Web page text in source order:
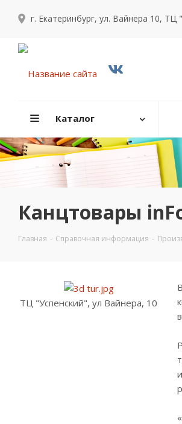
г. Екатеринбург, ул. Вайнера 10, ТЦ
Каталог
Канцтовары
Главная - Справочная информация -
ТЦ "Успенский", ул Вайнера, 10